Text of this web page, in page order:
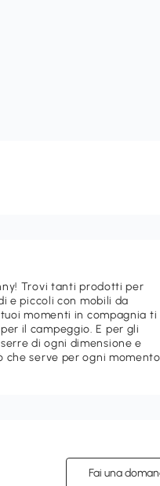
Trovi tanti prodotti per
e piccoli con mobili da
momenti in compagnia ti
il campeggio. E per gli
di ogni dimensione e
serve per ogni momento
Fai una